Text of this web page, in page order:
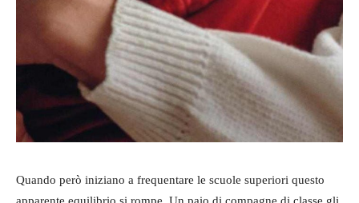
Quando però iniziano a frequentare le scuole superiori questo
apparente equilibrio si rompe. Un paio di compagne di classe gli